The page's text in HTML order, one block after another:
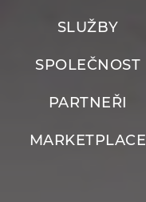
SLUŽBY
SPOLEČNOST
PARTNEŘI
MARKETPLACE